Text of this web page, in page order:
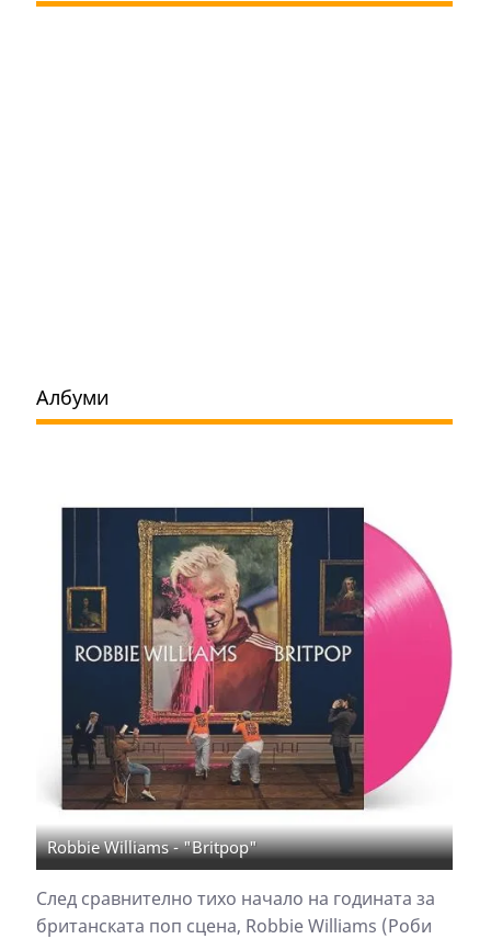
Албуми
Robbie Williams - "Britpop"
След сравнително тихо начало на годината за
британската поп сцена, Robbie Williams (Роби